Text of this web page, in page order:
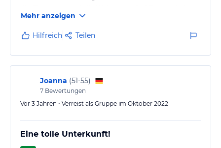
lästiges Schlüssel suchen.
Mehr anzeigen
Hilfreich Teilen
Joanna (51-55)
7 Bewertungen
Vor 3 Jahren • Verreist als Gruppe im Oktober 2022
Eine tolle Unterkunft!